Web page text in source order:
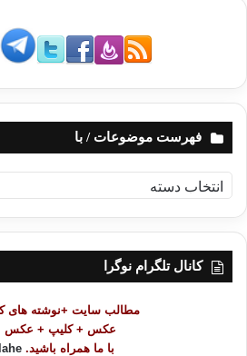
فهرست موضوعات / با
ه
ر
کانال تلگرام نوگرا
مطالب سایت +نوشته های
عکس + کلیپ + عکس
با ما همراه باشید.